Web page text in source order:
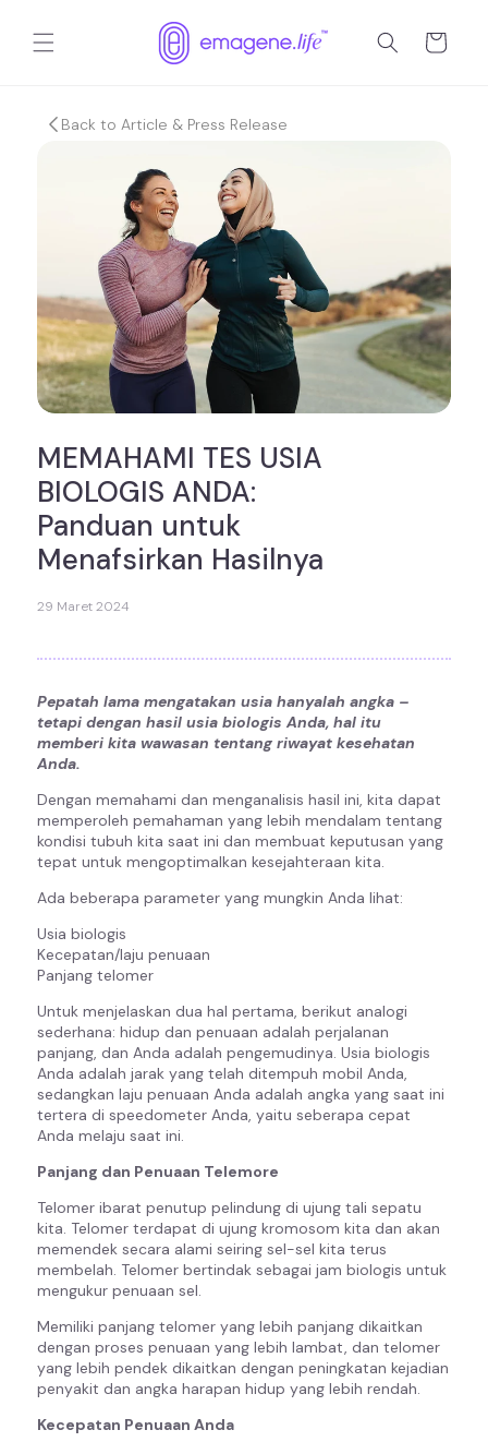
konten
Keranjang
Back to Article & Press Release
MEMAHAMI TES USIA
BIOLOGIS ANDA:
Panduan untuk
Menafsirkan Hasilnya
29 Maret 2024
Pepatah lama mengatakan usia hanyalah angka –
tetapi dengan hasil usia biologis Anda, hal itu
memberi kita wawasan tentang riwayat kesehatan
Anda.
Dengan memahami dan menganalisis hasil ini, kita dapat
memperoleh pemahaman yang lebih mendalam tentang
kondisi tubuh kita saat ini dan membuat keputusan yang
tepat untuk mengoptimalkan kesejahteraan kita.
Ada beberapa parameter yang mungkin Anda lihat:
Usia biologis
Kecepatan/laju penuaan
Panjang telomer
Untuk menjelaskan dua hal pertama, berikut analogi
sederhana: hidup dan penuaan adalah perjalanan
panjang, dan Anda adalah pengemudinya. Usia biologis
Anda adalah jarak yang telah ditempuh mobil Anda,
sedangkan laju penuaan Anda adalah angka yang saat ini
tertera di speedometer Anda, yaitu seberapa cepat
Anda melaju saat ini.
Panjang dan Penuaan Telemore
Telomer ibarat penutup pelindung di ujung tali sepatu
kita. Telomer terdapat di ujung kromosom kita dan akan
memendek secara alami seiring sel-sel kita terus
membelah. Telomer bertindak sebagai jam biologis untuk
mengukur penuaan sel.
Memiliki panjang telomer yang lebih panjang dikaitkan
dengan proses penuaan yang lebih lambat, dan telomer
yang lebih pendek dikaitkan dengan peningkatan kejadian
penyakit dan angka harapan hidup yang lebih rendah.
Kecepatan Penuaan Anda